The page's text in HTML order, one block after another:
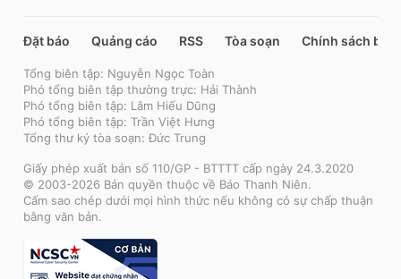
Đặt báo Quảng cáo RSS Tòa soạn Chính sách bảo
Tổng biên tập: Nguyễn Ngọc Toàn
Phó tổng biên tập thường trực: Hải Thành
Phó tổng biên tập: Lâm Hiếu Dũng
Phó tổng biên tập: Trần Việt Hưng
Tổng thư ký tòa soạn: Đức Trung
Giấy phép xuất bản số 110/GP - BTTTT cấp ngày 24.3.2020
© 2003-2026 Bản quyền thuộc về Báo Thanh Niên.
Cấm sao chép dưới mọi hình thức nếu không có sự chấp thuận
bằng văn bản.